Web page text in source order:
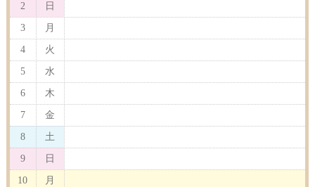
2 日
3 月
4 火
5 水
6 木
7 金
8 土
9 日
10 月